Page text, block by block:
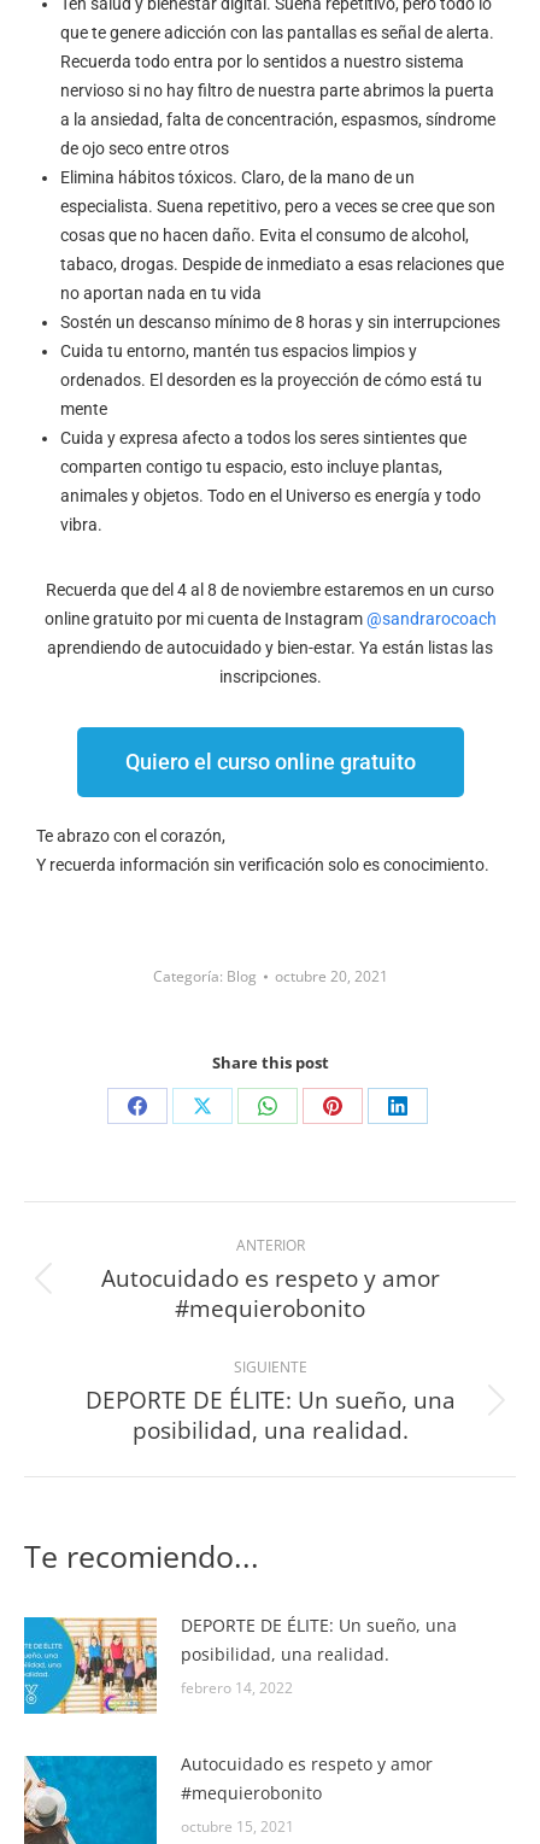
Ten salud y bienestar digital. Suena repetitivo, pero todo lo
que te genere adicción con las pantallas es señal de alerta.
Recuerda todo entra por lo sentidos a nuestro sistema
nervioso si no hay filtro de nuestra parte abrimos la puerta
a la ansiedad, falta de concentración, espasmos, síndrome
de ojo seco entre otros
Elimina hábitos tóxicos. Claro, de la mano de un
especialista. Suena repetitivo, pero a veces se cree que son
cosas que no hacen daño. Evita el consumo de alcohol,
tabaco, drogas. Despide de inmediato a esas relaciones que
no aportan nada en tu vida
Sostén un descanso mínimo de 8 horas y sin interrupciones
Cuida tu entorno, mantén tus espacios limpios y
ordenados. El desorden es la proyección de cómo está tu
mente
Cuida y expresa afecto a todos los seres sintientes que
comparten contigo tu espacio, esto incluye plantas,
animales y objetos. Todo en el Universo es energía y todo
vibra.
Recuerda que del 4 al 8 de noviembre estaremos en un curso
online gratuito por mi cuenta de Instagram@sandrarocoach
aprendiendo de autocuidado y bien-estar. Ya están listas las
inscripciones.
Quiero el curso online gratuito
Te abrazo con el corazón,
Y recuerda información sin verificación solo es conocimiento.
Categoría: Blog octubre 20, 2021
Share this post
ANTERIOR
Autocuidado es respeto y amor
#mequierobonito
SIGUIENTE
DEPORTE DE ÉLITE: Un sueño, una
posibilidad, una realidad.
Te recomiendo...
DEPORTE DE ÉLITE: Un sueño, una
posibilidad, una realidad.
febrero 14, 2022
Autocuidado es respeto y amor
#mequierobonito
octubre 15, 2021